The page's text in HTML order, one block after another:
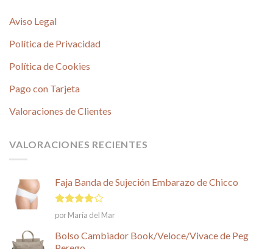
Aviso Legal
Política de Privacidad
Política de Cookies
Pago con Tarjeta
Valoraciones de Clientes
VALORACIONES RECIENTES
Faja Banda de Sujeción Embarazo de Chicco
Valorado
en
5
por María del Mar
Bolso Cambiador Book/Veloce/Vivace de Peg